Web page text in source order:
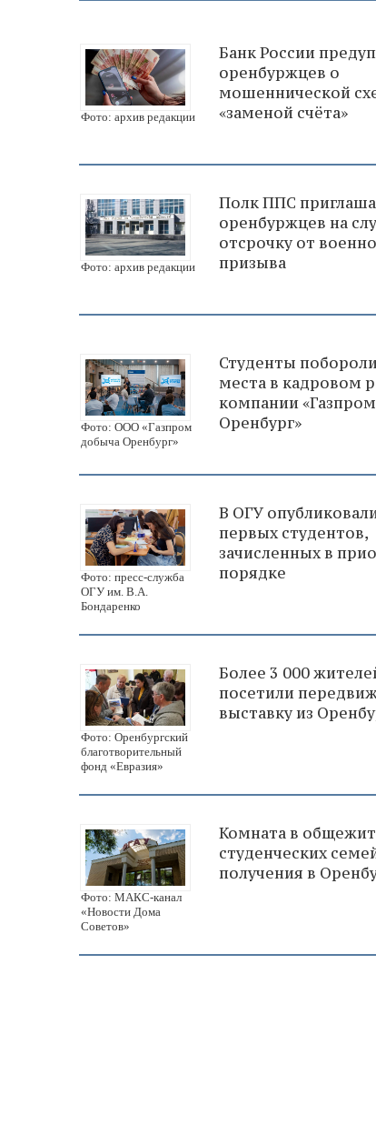
Фото: архив редакции
Банк России
оренбуржцев о
мошеннической
«заменой счёта»
Фото: архив редакции
Полк ППС
оренбуржцев на
отсрочку от
призыва
Фото: ООО «Газпром
добыча Оренбург»
Студенты
места в кадровом
компании
Оренбург»
Фото: пресс-служба
ОГУ им. В.А.
Бондаренко
В ОГУ
первых студентов,
зачисленных в
порядке
Фото: Оренбургский
благотворительный
фонд «Евразия»
Более 3 000
посетили
выставку из
Фото: МАКС-канал
«Новости Дома
Советов»
Комната в
студенческих
получения в